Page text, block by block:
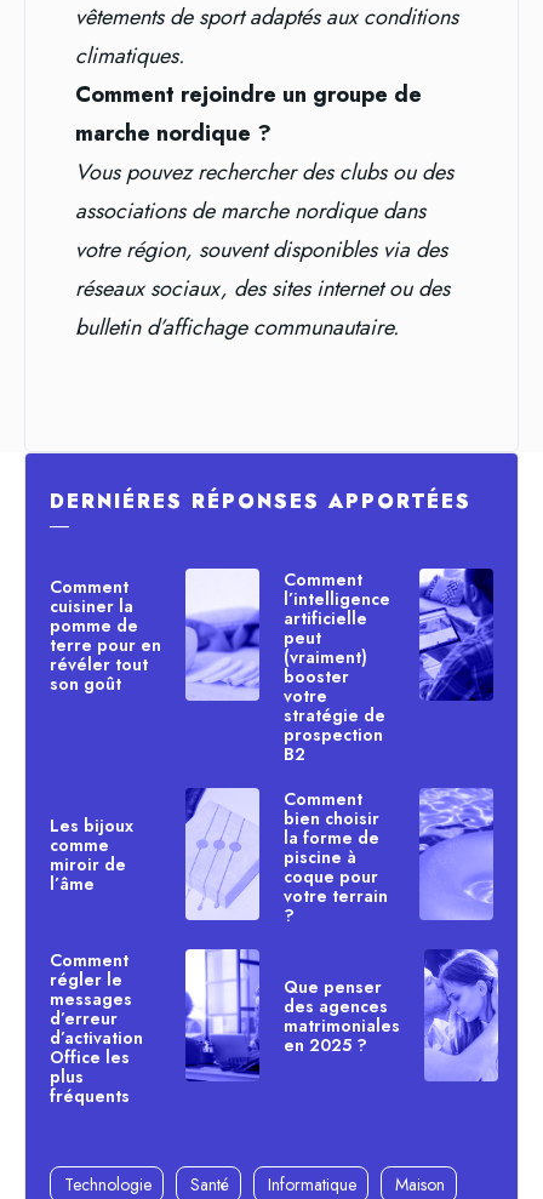
vêtements de sport adaptés aux conditions
climatiques.
Comment rejoindre un groupe de
marche nordique ?
Vous pouvez rechercher des clubs ou des
associations de marche nordique dans
votre région, souvent disponibles via des
réseaux sociaux, des sites internet ou des
bulletin d’affichage communautaire.
DERNIÉRES RÉPONSES APPORTÉES
―
Comment
cuisiner la
pomme de
terre pour en
révéler tout
son goût
Comment
l’intelligence
artificielle
peut
(vraiment)
booster
votre
stratégie de
prospection
B2
Les bijoux
comme
miroir de
l’âme
Comment
bien choisir
la forme de
piscine à
coque pour
votre terrain
?
Comment
régler le
messages
d’erreur
d’activation
Office les
plus
fréquents
Que penser
des agences
matrimoniales
en 2025 ?
Technologie Santé Informatique
Maison